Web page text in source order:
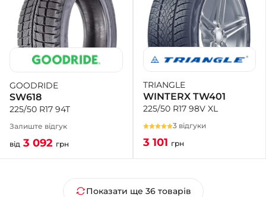
GOODRIDE
SW618
225/50 R17 94T
Залиште відгук
від 3 092 грн
TRIANGLE
WINTERX TW401
225/50 R17 98V XL
3 відгуки
3 101 грн
Показати ще 36 товарів